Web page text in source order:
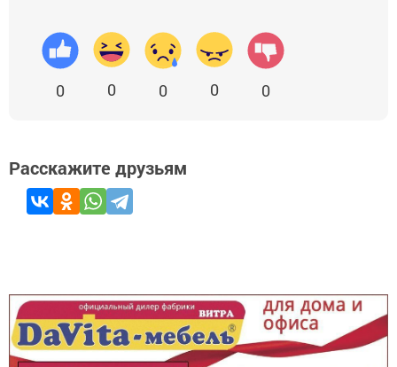
0 0 0 0 0
Расскажите друзьям